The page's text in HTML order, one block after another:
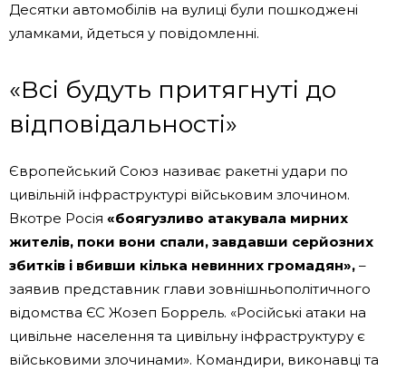
Десятки автомобілів на вулиці були пошкоджені
уламками, йдеться у повідомленні.
«Всі будуть притягнуті до
відповідальності»
Європейський Союз називає ракетні удари по
цивільній інфраструктурі військовим злочином.
Вкотре Росія «боягузливо атакувала мирних
жителів, поки вони спали, завдавши серйозних
збитків і вбивши кілька невинних громадян», –
заявив представник глави зовнішньополітичного
відомства ЄС Жозеп Боррель. «Російські атаки на
цивільне населення та цивільну інфраструктуру є
військовими злочинами». Командири, виконавці та